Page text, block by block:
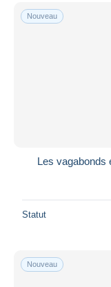
Nouveau
Les vagabonds
Statut
Nouveau